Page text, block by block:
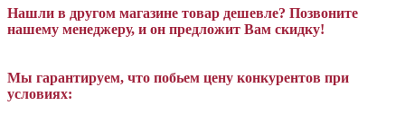
Нашли в другом магазине товар дешевле? Позвоните
нашему менеджеру, и он предложит Вам скидку!
Мы гарантируем, что побьем цену конкурентов при
условиях: